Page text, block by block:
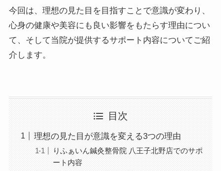
今回は、理想の見た目を目指すことで意識が変わり、
心身の健康や美容にも良い影響をもたらす理由につい
て、そして当院が提供するサポート内容についてご紹
介します。
目次
理想の見た目が意識を変える3つの理由
りふぁいん鍼灸整骨院 八王子北野店でのサポ
ート内容